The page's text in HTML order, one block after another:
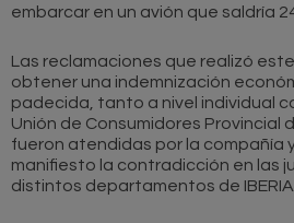
embarcar en un avión que saldría
Las reclamaciones que realizó
obtener una indemnización
padecida, tanto a nivel individual
Unión de Consumidores Provincial
fueron atendidas por la compañía
manifiesto la contradicción en las
distintos departamentos de IBERIA.